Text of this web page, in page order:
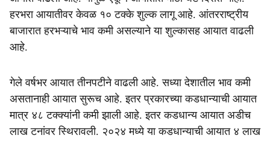
हरभरा आयातीवर केवळ १० टक्के शुल्क लागू आहे. आंतरराष्ट्रीय
बाजारात हरभऱ्याचे भाव कमी असल्याने या शुल्कासह आयात वाढली
आहे.
गेले वर्षभर आयात तीनपटीने वाढली आहे. सध्या देशातील भाव कमी
असतानाही आयात सुरूच आहे. इतर प्रकारच्या कडधान्याची आयात
मात्र ४८ टक्क्यांनी कमी झाली आहे. इतर कडधान्य आयात अडीच
लाख टनांवर स्थिरावली. २०२४ मध्ये या कडधान्याची आयात ४ लाख